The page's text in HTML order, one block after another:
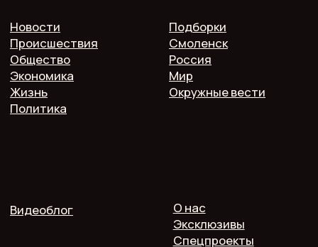
2025 @ Печь.Инфо
с мнением авторов.
Публичная оферта
Пользовательское соглашение
Политика конфиденциальности
Согласие на обработку персональных данных